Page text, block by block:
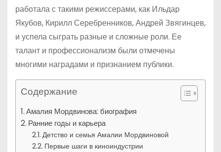
работала с такими режиссерами, как Ильдар
Якубов, Кирилл Серебренников, Андрей Звягинцев,
и успела сыграть разные и сложные роли. Ее
талант и профессионализм были отмечены
многими наградами и признанием публики.
Содержание
Амалия Мордвинова: биография
Ранние годы и карьера
Детство и семья Амалии Мордвиновой
Первые шаги в киноиндустрии